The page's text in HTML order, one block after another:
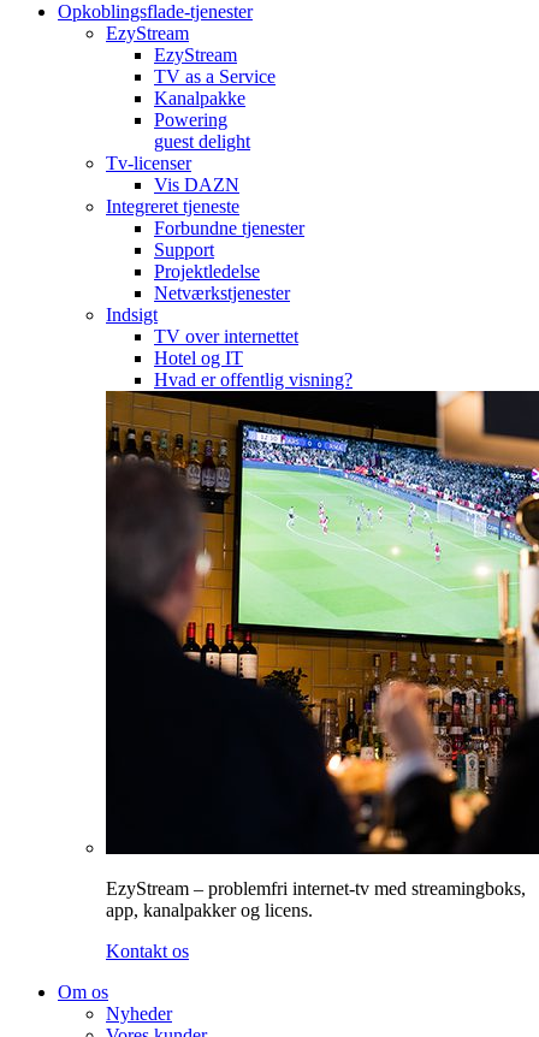
Opkoblingsflade-tjenester
EzyStream
EzyStream
TV as a Service
Kanalpakke
Powering
guest delight
Tv-licenser
Vis DAZN
Integreret tjeneste
Forbundne tjenester
Support
Projektledelse
Netværkstjenester
Indsigt
TV over internettet
Hotel og IT
Hvad er offentlig visning?
EzyStream – problemfri internet-tv med streamingboks,
app, kanalpakker og licens.
Kontakt os
Om os
Nyheder